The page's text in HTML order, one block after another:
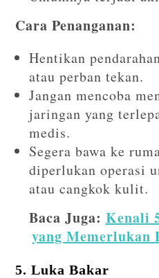
Cara Penanganan:
Hentikan
atau perban tekan.
Jangan mencoba
jaringan yang
medis.
Segera bawa ke
diperlukan operasi
atau cangkok kulit.
Baca Juga: Kenali
yang Memerlukan
5. Luka Bakar